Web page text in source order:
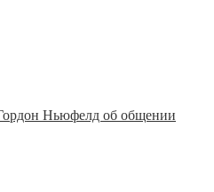
Ньюфелд об общении